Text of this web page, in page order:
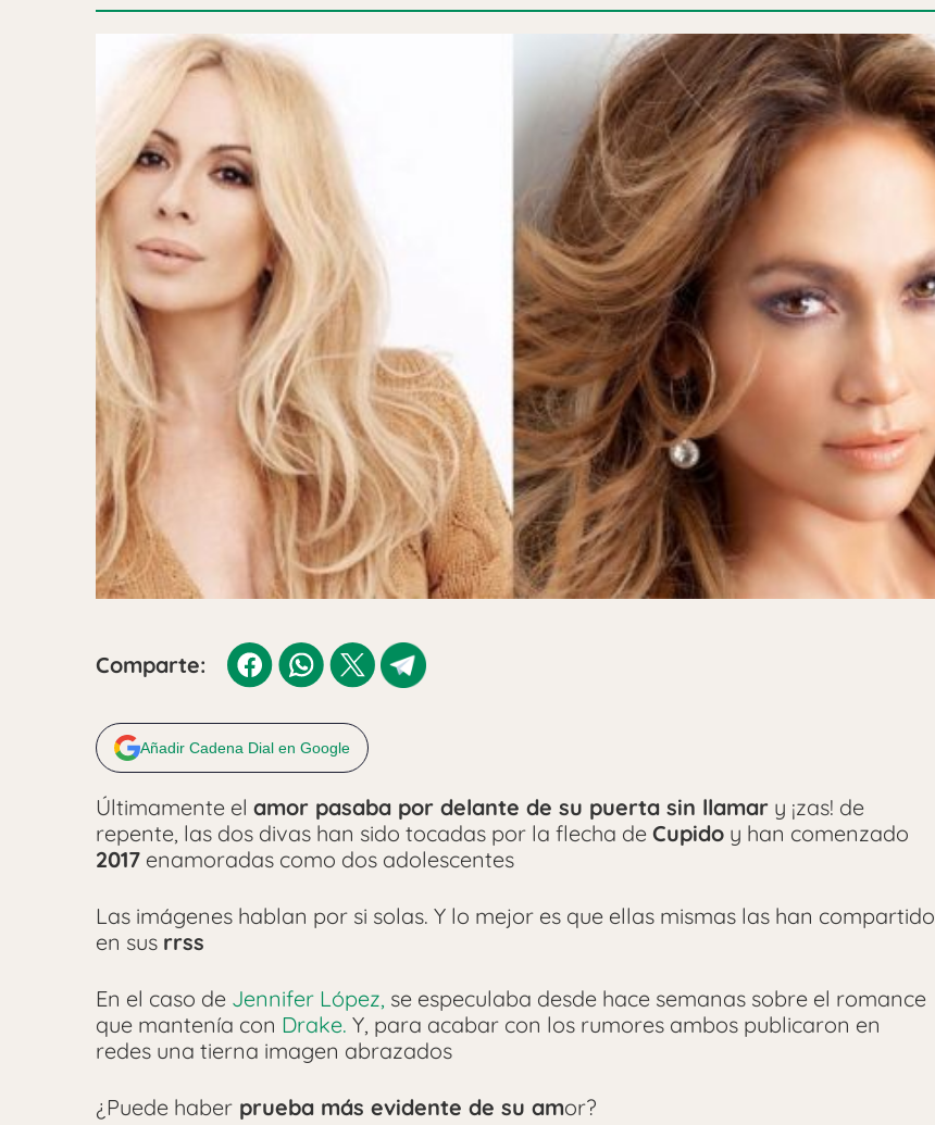
Comparte:
Añadir Cadena Dial en Google
Últimamente el amor pasaba por delante de su puerta sin llamar y ¡zas! de
repente, las dos divas han sido tocadas por la flecha de Cupido y han comenzado
2017 enamoradas como dos adolescentes
Las imágenes hablan por si solas. Y lo mejor es que ellas mismas las han compartido
en sus rrss
En el caso de Jennifer López, se especulaba desde hace semanas sobre el romance
que mantenía con Drake. Y, para acabar con los rumores ambos publicaron en
redes una tierna imagen abrazados
¿Puede haber prueba más evidente de su amor?